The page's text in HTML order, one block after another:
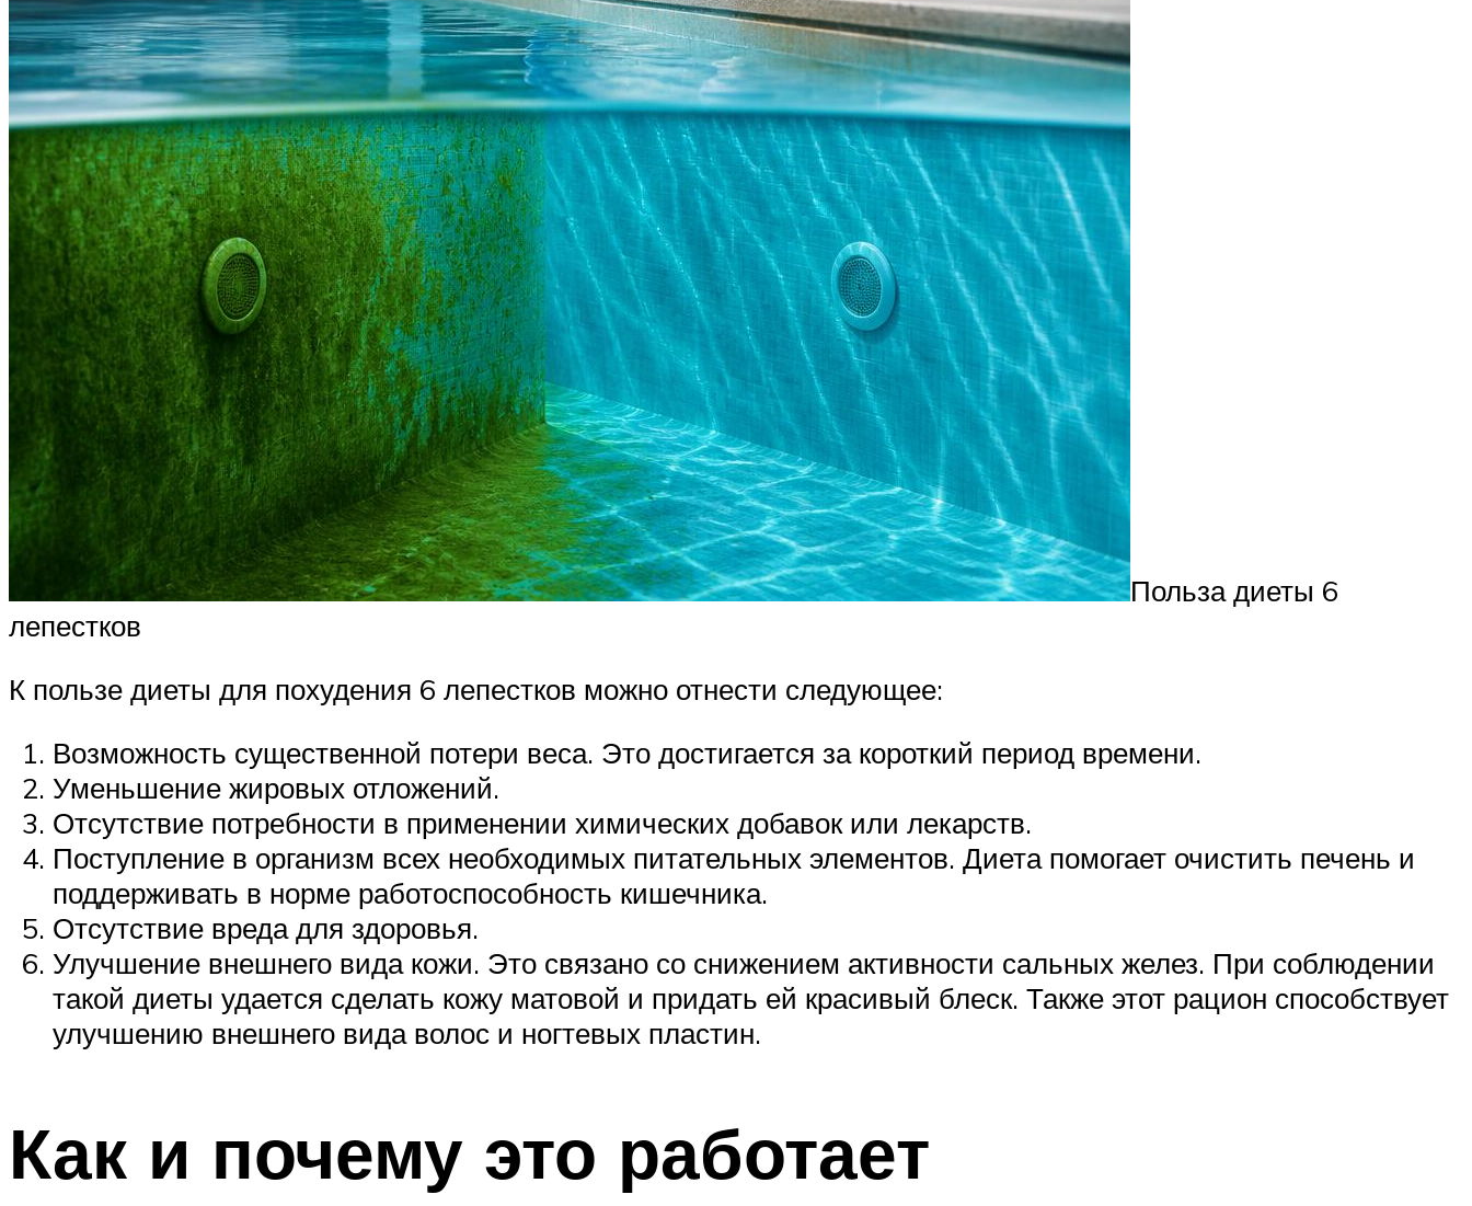
Польза диеты 6
лепестков
К пользе диеты для похудения 6 лепестков можно отнести следующее:
Возможность существенной потери веса. Это достигается за короткий период времени.
Уменьшение жировых отложений.
Отсутствие потребности в применении химических добавок или лекарств.
Поступление в организм всех необходимых питательных элементов. Диета помогает очистить печень и
поддерживать в норме работоспособность кишечника.
Отсутствие вреда для здоровья.
Улучшение внешнего вида кожи. Это связано со снижением активности сальных желез. При соблюдении
такой диеты удается сделать кожу матовой и придать ей красивый блеск. Также этот рацион способствует
улучшению внешнего вида волос и ногтевых пластин.
Как и почему это работает